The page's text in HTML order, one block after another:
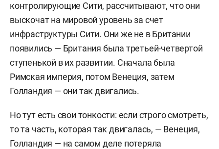
контролирующие Сити, рассчитывают, что они
выскочат на мировой уровень за счет
инфраструктуры Сити. Они же не в Британии
появились — Британия была третьей-четвертой
ступенькой в их развитии. Сначала была
Римская империя, потом Венеция, затем
Голландия — они так двигались.
Но тут есть свои тонкости: если строго смотреть,
то та часть, которая так двигалась, — Венеция,
Голландия — на самом деле потеряла